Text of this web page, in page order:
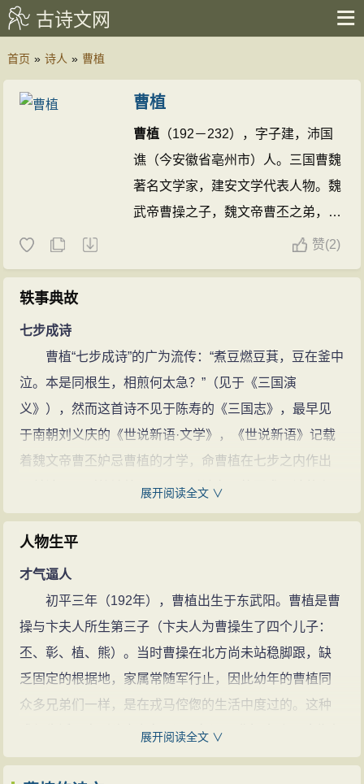
古诗文网
首页 » 诗人 » 曹植
曹植
曹植 （192－232），字子建，沛国
谯（今安徽省亳州市）人。三国曹魏
著名文学家，建安文学代表人物。魏
武帝曹操之子，魏文帝曹丕之弟，生
前曾为陈王，去世后谥号“思”，因此
赞(2)
轶事典故
七步成诗
曹植“七步成诗”的广为流传：“煮豆燃豆萁，豆在釜中
泣。本是同根生，相煎何太急？”（见于《三国演
义》），然而这首诗不见于陈寿的《三国志》，最早见
于南朝刘义庆的《世说新语·文学》，《世说新语》记载
着魏文帝曹丕妒忌曹植的才学，命曹植在七步之内作出
一首诗，否则将被处死，而且对诗有严格要求：诗的主
题必须为兄弟之情，但是全诗又不可包含兄弟二字，曹
植在不到七步之内便吟出：“煮豆持作羹，漉菽以为汁。
萁在釜下燃，豆在釜中泣。本自同根生，相煎何太急？”
但此诗是否为曹植所著作，至现今仍有争议。
洛神悲歌
对于《文选》中的谬注，清人朱乾在《乐府正义》
中鞭挞说，这篇原是曹植借“宓牺氏之女，溺死洛水为神”
的传说抒发自己怀才不遇心境的《感鄄赋》。鄄者，实
隐寓曹植与魏文帝曹丕之妻甄氏的叔嫂恋事，不独污前
展开阅读全文 ∨
人物生平
才气逼人
初平三年（192年），曹植出生于东武阳。曹植是曹
操与卞夫人所生第三子（卞夫人为曹操生了四个儿子：
丕、彰、植、熊）。当时曹操在北方尚未站稳脚跟，缺
乏固定的根据地，家属常随军行止，因此幼年的曹植同
众多兄弟们一样，是在戎马倥偬的生活中度过的。这种
戎伍生活一直到建安九年（204年），曹操击败了劲敌袁
绍集团，攻克了其经营多年的邺城（今河北临漳），方
展开阅读全文 ∨